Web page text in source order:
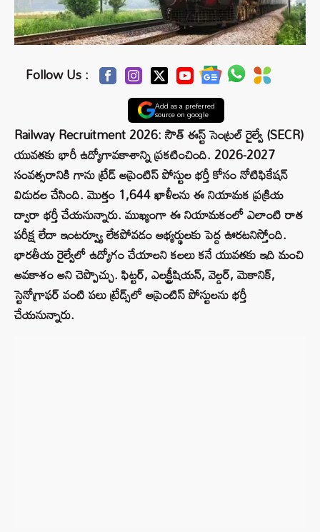
Follow Us :
Add as a preferred
source on google
Railway Recruitment 2026: సౌత్ ఈస్ట్ సెంట్రల్ రైల్వే (SECR)
యువతకు భారీ ఉద్యోగావకాశాన్ని ప్రకటించింది. 2026-2027
సంవత్సరానికి గాను ట్రేడ్ అప్రెంటిస్ పోస్టుల భర్తీ కోసం నోటిఫికేషన్
విడుదల చేసింది. మొత్తం 1,644 ఖాళీలను ఈ నియామక ప్రక్రియ
ద్వారా భర్తీ చేయనున్నారు. ముఖ్యంగా ఈ నియామకంలో ఎలాంటి రాత
పరీక్ష లేదా ఇంటర్వ్యూ లేకపోవడం అభ్యర్థులకు పెద్ద ఊరటనిస్తోంది.
భారతీయ రైల్వేలో ఉద్యోగం చేయాలని కలలు కనే యువతకు ఇది మంచి
అవకాశం అని చెప్పొచ్చు. ఫిట్టర్, ఎలక్ట్రీషియన్, వెల్డర్, మెకానిక్,
స్టెనోగ్రాఫర్ వంటి పలు ట్రేడ్స్‌లో అప్రెంటిస్ పోస్టులను భర్తీ
చేయనున్నారు.